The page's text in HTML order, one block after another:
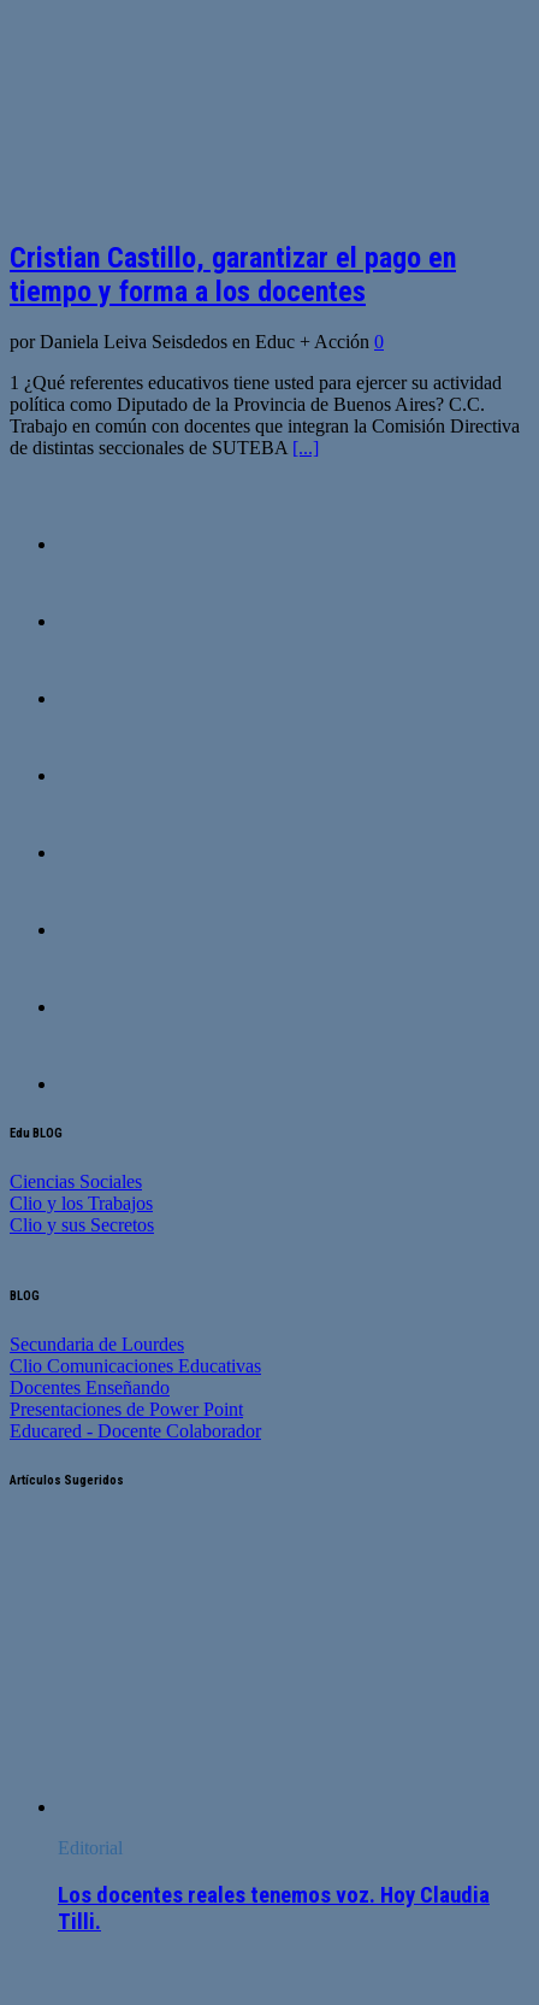
Cristian Castillo, garantizar el pago en
tiempo y forma a los docentes
por Daniela Leiva Seisdedos en Educ + Acción 0
1 ¿Qué referentes educativos tiene usted para ejercer su actividad
política como Diputado de la Provincia de Buenos Aires? C.C.
Trabajo en común con docentes que integran la Comisión Directiva
de distintas seccionales de SUTEBA [...]
Edu BLOG
Ciencias Sociales
Clio y los Trabajos
Clio y sus Secretos
BLOG
Secundaria de Lourdes
Clio Comunicaciones Educativas
Docentes Enseñando
Presentaciones de Power Point
Educared - Docente Colaborador
Artículos Sugeridos
Editorial
Los docentes reales tenemos voz. Hoy Claudia
Tilli.